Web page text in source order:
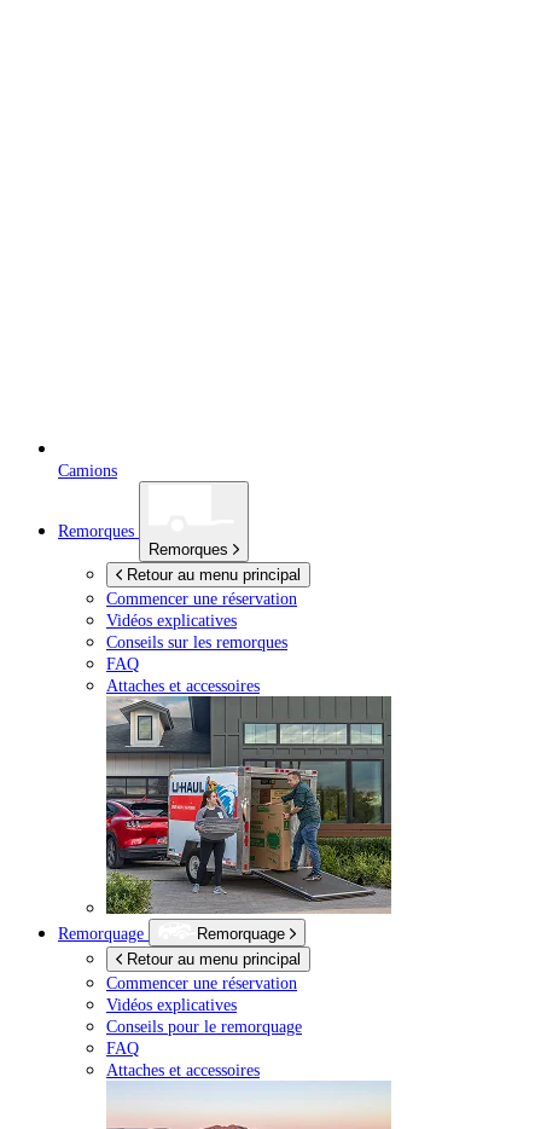
Camions
Remorques
Remorques
Retour au menu principal
Commencer une réservation
Vidéos explicatives
Conseils sur les remorques
FAQ
Attaches et accessoires
Remorquage
Remorquage
Retour au menu principal
Commencer une réservation
Vidéos explicatives
Conseils pour le remorquage
FAQ
Attaches et accessoires